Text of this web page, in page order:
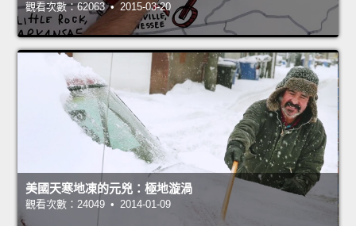
觀看次數：62063 • 2015-03-20
美國天寒地凍的元兇：極地漩渦
觀看次數：24049 • 2014-01-09